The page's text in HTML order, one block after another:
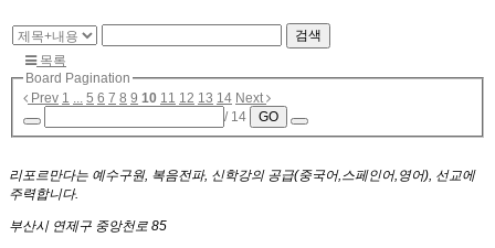
검색
목록
Board Pagination
Prev 1 ... 5 6 7 8 9 10 11 12 13 14 Next
/ 14
GO
리포르만다는 예수구원, 복음전파, 신학강의 공급(중국어,스페인어,영어), 선교에
주력합니다.
부산시 연제구 중앙천로 85